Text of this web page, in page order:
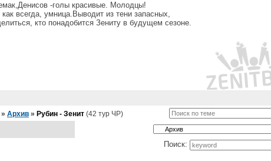
-голы красивые. Молодцы!
всегда, умница.Выводит из тени запасных,
кто понадобится Зениту в будущем сезоне.
» Архив » Рубин - Зенит (42 тур ЧР)
Поиск: